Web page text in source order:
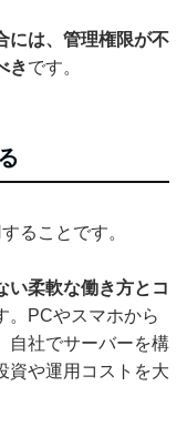
には、管理権限が不
きです。
ることです。
い柔軟な働き方とコ
。PCやスマホから
自社でサーバーを構
資や運用コストを大